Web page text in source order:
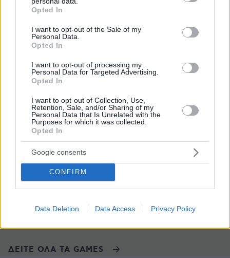
grant or deny consent to Google and its third-party tags to
use your data for below specified purposes in below Google
consent section.
Opted In
I want to opt-out of the Sale of my
Personal Data.
Opted In
I want to opt-out of processing my
Personal Data for Targeted Advertising.
Opted In
I want to opt-out of Collection, Use,
Retention, Sale, and/or Sharing of my
Personal Data that Is Unrelated with the
Purposes for which it was collected.
Opted In
Google consents
CONFIRM
Data Deletion Data Access Privacy Policy
Πέθανε κτηνοτρόφος στη Λέσβο μετά
τη θανάτωση του κοπαδιού του λόγω
αφθώδους πυρετού
09.08.2026, 12:47
Games
Northern Heights Candy
ΔΕΙΤΕ ΟΛΑ ΤΑ GAMES